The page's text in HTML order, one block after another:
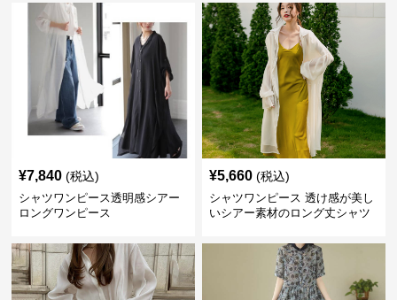
¥7,840 (税込)
シャツワンピース透明感シアー
ロングワンピース
¥5,660 (税込)
シャツワンピース 透け感が美し
いシアー素材のロング丈シャツ